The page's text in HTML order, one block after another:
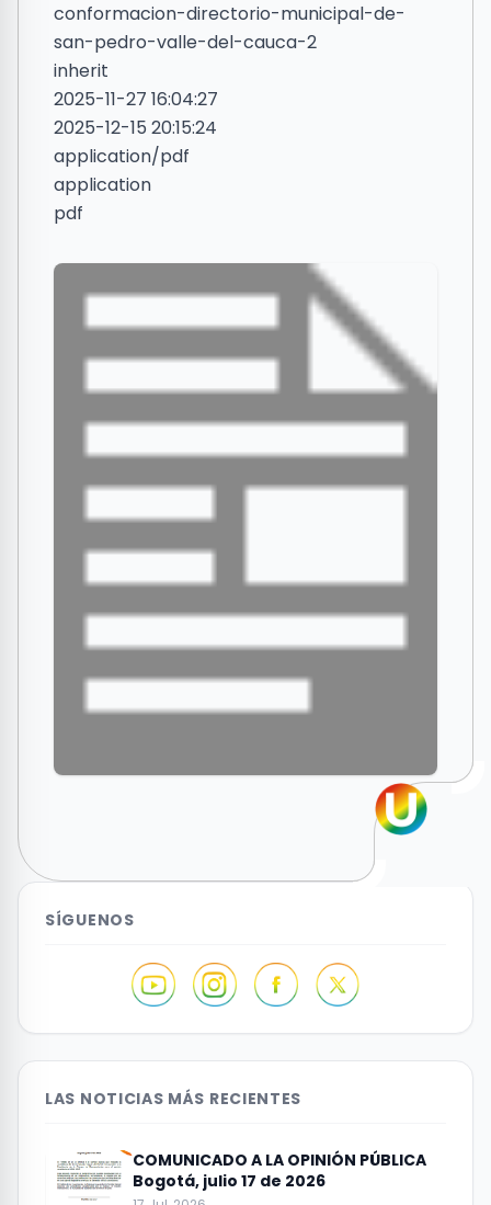
conformacion-directorio-municipal-de-
san-pedro-valle-del-cauca-2
inherit
2025-11-27 16:04:27
2025-12-15 20:15:24
application/pdf
application
pdf
SÍGUENOS
LAS NOTICIAS MÁS RECIENTES
COMUNICADO A LA OPINIÓN PÚBLICA
Bogotá, julio 17 de 2026